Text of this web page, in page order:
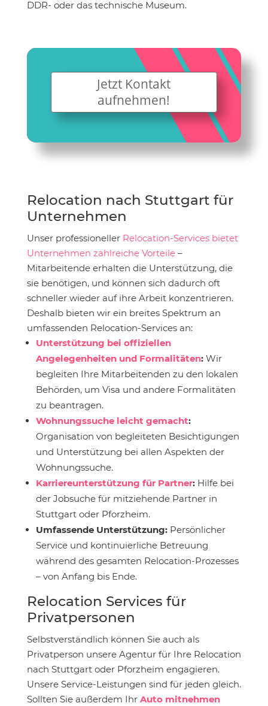
DDR- oder das technische Museum.
Jetzt Kontakt
aufnehmen!
Relocation nach Stuttgart für
Unternehmen
Unser professioneller Relocation-Services bietet
Unternehmen zahlreiche Vorteile–
Mitarbeitende erhalten die Unterstützung, die
sie benötigen, und können sich dadurch oft
schneller wieder auf ihre Arbeit konzentrieren.
Deshalb bieten wir ein breites Spektrum an
umfassenden Relocation-Services an:
Unterstützung bei offiziellen
Angelegenheiten und Formalitäten:Wir
begleiten Ihre Mitarbeitenden zu den lokalen
Behörden, um Visa und andere Formalitäten
zu beantragen.
Wohnungssuche leicht gemacht:
Organisation von begleiteten Besichtigungen
und Unterstützung bei allen Aspekten der
Wohnungssuche.
Karriereunterstützung für Partner:Hilfe bei
der Jobsuche für mitziehende Partner in
Stuttgart oder Pforzheim.
Umfassende Unterstützung:Persönlicher
Service und kontinuierliche Betreuung
während des gesamten Relocation-Prozesses
– von Anfang bis Ende.
Relocation Services für
Privatpersonen
Selbstverständlich können Sie auch als
Privatperson unsere Agentur für Ihre Relocation
nach Stuttgart oder Pforzheim engagieren.
Unsere Service-Leistungen sind für jeden gleich.
Sollten Sie außerdem Ihr Auto mitnehmen